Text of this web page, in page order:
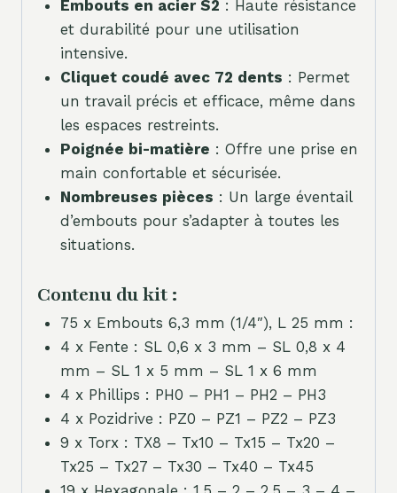
Embouts en acier S2 : Haute résistance
et durabilité pour une utilisation
intensive.
Cliquet coudé avec 72 dents : Permet
un travail précis et efficace, même dans
les espaces restreints.
Poignée bi-matière : Offre une prise en
main confortable et sécurisée.
Nombreuses pièces : Un large éventail
d’embouts pour s’adapter à toutes les
situations.
Contenu du kit :
75 x Embouts 6,3 mm (1/4″), L 25 mm :
4 x Fente : SL 0,6 x 3 mm – SL 0,8 x 4
mm – SL 1 x 5 mm – SL 1 x 6 mm
4 x Phillips : PH0 – PH1 – PH2 – PH3
4 x Pozidrive : PZ0 – PZ1 – PZ2 – PZ3
9 x Torx : TX8 – Tx10 – Tx15 – Tx20 –
Tx25 – Tx27 – Tx30 – Tx40 – Tx45